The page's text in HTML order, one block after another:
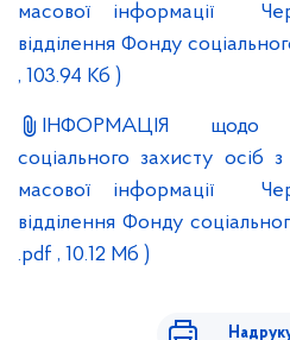
масової інформації
відділення Фонду
, 103.94 Кб )
ІНФОРМАЦІЯ щодо
соціального захисту осіб
масової інформації
відділення Фонду
.pdf , 10.12 Мб )